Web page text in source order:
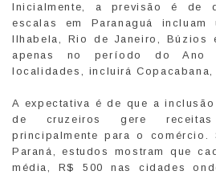
Inicialmente, a previsão é de
escalas em Paranaguá
Ilhabela, Rio de Janeiro, Búzios
apenas no período do Ano
localidades, incluirá
A expectativa é de que a
de cruzeiros gere
principalmente para o comércio.
Paraná, estudos mostram que
média, R$ 500 nas cidades